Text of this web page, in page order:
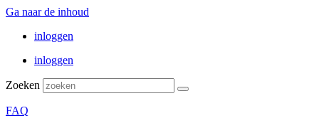
Ga naar de inhoud
inloggen
inloggen
Zoeken
FAQ